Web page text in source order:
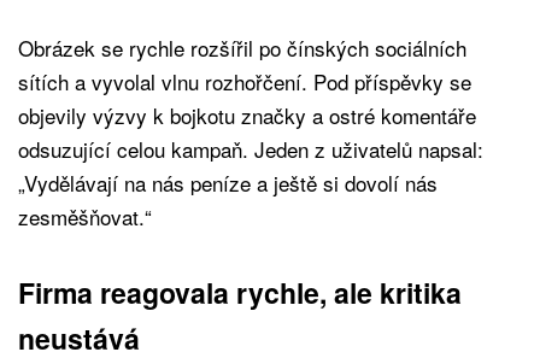
Obrázek se rychle rozšířil po čínských sociálních
sítích a vyvolal vlnu rozhořčení. Pod příspěvky se
objevily výzvy k bojkotu značky a ostré komentáře
odsuzující celou kampaň. Jeden z uživatelů napsal:
„Vydělávají na nás peníze a ještě si dovolí nás
zesměšňovat.“
Firma reagovala rychle, ale kritika
neustává